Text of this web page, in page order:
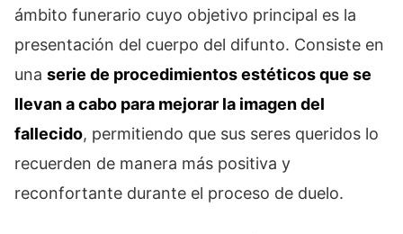
ámbito funerario cuyo objetivo principal es la
presentación del cuerpo del difunto. Consiste en
una serie de procedimientos estéticos que se
llevan a cabo para mejorar la imagen del
fallecido, permitiendo que sus seres queridos lo
recuerden de manera más positiva y
reconfortante durante el proceso de duelo.